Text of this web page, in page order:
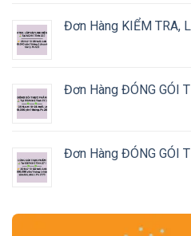
Đơn Hàng KIỂM TRA,
Đơn Hàng ĐÓNG GÓI
Đơn Hàng ĐÓNG GÓI